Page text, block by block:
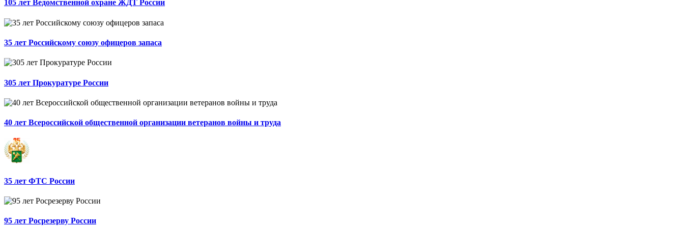
105 лет Ведомственной охране ЖДТ России
35 лет Российскому союзу офицеров запаса
305 лет Прокуратуре России
40 лет Всероссийской общественной организации ветеранов войны и труда
35 лет ФТС России
95 лет Росрезерву России